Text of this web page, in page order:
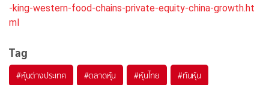
-king-western-food-chains-private-equity-china-growth.ht
ml
Tag
#หุ้นต่างประเทศ #ตลาดหุ้น #หุ้นไทย #ทันหุ้น